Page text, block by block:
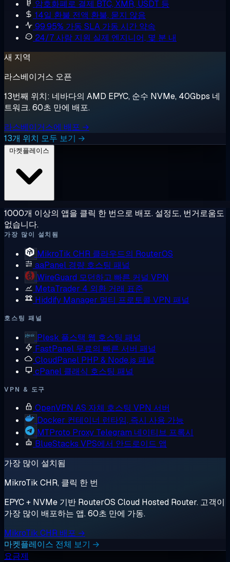
암호화폐로 결제 BTC, XMR, USDT 등
14일 환불 전액 환불, 묻지 않음
99.95% 가동 SLA 가동 시간 약속
24/7 사람 지원 실제 엔지니어, 몇 분 내
새 지역
라스베이거스 오픈
13번째 위치: 네바다의 AMD EPYC, 순수 NVMe, 40Gbps 네
트워크. 60초 만에 배포.
라스베이거스에 배포 →
13개 위치 모두 보기 →
1000개 이상의 앱을 클릭 한 번으로 배포. 설정도, 번거로움도
없습니다.
가장 많이 설치됨
MikroTik CHR 클라우드의 RouterOS
aaPanel 경량 호스팅 패널
WireGuard 모던하고 빠른 커널 VPN
MetaTrader 4 외환 거래 표준
Hiddify Manager 멀티 프로토콜 VPN 패널
호스팅 패널
Plesk 풀스택 웹 호스팅 패널
FastPanel 무료의 빠른 서버 패널
CloudPanel PHP & Node.js 패널
cPanel 클래식 호스팅 패널
VPN & 도구
OpenVPN AS 자체 호스팅 VPN 서버
Docker 컨테이너 런타임, 즉시 사용 가능
MTProto Proxy Telegram 네이티브 프록시
BlueStacks VPS에서 안드로이드 앱
가장 많이 설치됨
MikroTik CHR, 클릭 한 번
EPYC + NVMe 기반 RouterOS Cloud Hosted Router. 고객이
가장 많이 배포하는 앱. 60초 만에 가동.
MikroTik CHR 배포 →
마켓플레이스 전체 보기 →
요금제